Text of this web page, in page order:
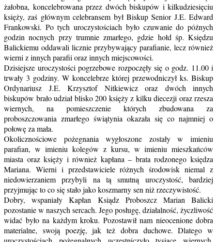
żałobna, koncelebrowana przez dwóch biskupów i kilkudziesięciu
księży, zaś głównym celebransem był Biskup Senior J.E. Edward
Frankowski. Po tych uroczystościach było czuwanie do późnych
godzin nocnych przy trumnie zmarłego, gdzie hołd śp. Księdzu
Balickiemu oddawali licznie przybywający parafianie, lecz również
wierni z innych parafii oraz innych miejscowości.
Dzisiejsze uroczystości pogrzebowe rozpoczęły się o godz. 11.00 i
trwały 3 godziny. W koncelebrze której przewodniczył ks. Biskup
Ordynariusz J.E. Krzysztof Nitkiewicz oraz dwóch innych
biskupów brało udział blisko 200 księży z kilku diecezji oraz rzesza
wiernych, na pomieszczenie których zbudowana za
proboszczowania zmarłego świątynia okazała się co najmniej o
połowę za mała.
Okolicznościowe pożegnania wygłoszone zostały w imieniu
parafian, w imieniu kolegów z kursu, w imieniu mieszkańców
miasta oraz księży i również kapłana – brata rodzonego księdza
Mariana. Wierni i przedstawiciele różnych środowisk niemal z
niedowierzaniem przybyli na tą smutną uroczystość, bardziej
przyjmując to co się stało jako koszmarny sen niż rzeczywistość.
Dobry, wspaniały Kapłan Ksiądz Proboszcz Marian Balicki
pozostanie w naszych sercach. Jego posługę, działalność, życzliwość
widać było na każdym kroku. Pozostawił nam nieocenione dobra
materialne, swoją poezję, jak też dobra duchowe. Dlatego w